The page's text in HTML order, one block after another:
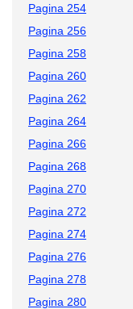
Pagina 254
Pagina 256
Pagina 258
Pagina 260
Pagina 262
Pagina 264
Pagina 266
Pagina 268
Pagina 270
Pagina 272
Pagina 274
Pagina 276
Pagina 278
Pagina 280